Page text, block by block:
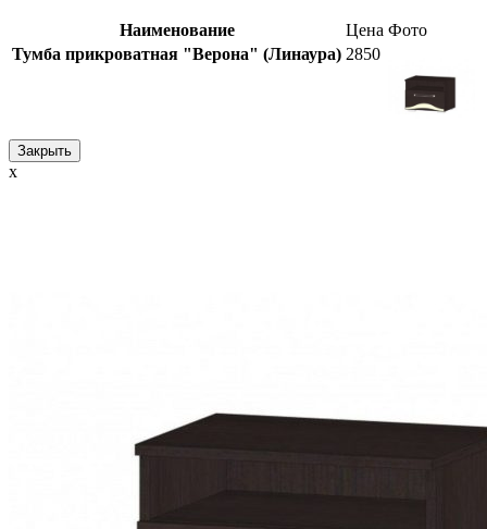
Наименование Цена Фото
Тумба прикроватная "Верона" (Линаура) 2850
Закрыть
x